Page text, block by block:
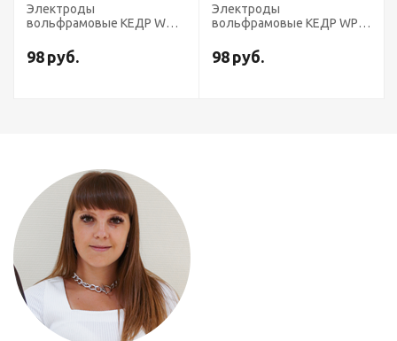
Электроды
вольфрамовые КЕДР WC-
(серый) AC/DC
98 руб.
Электроды
вольфрамовые КЕДР WP-
(зеленый) AC
98 руб.